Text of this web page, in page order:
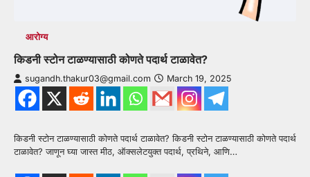
आरोग्य
किडनी स्टोन टाळण्यासाठी कोणते पदार्थ टाळावेत?
sugandh.thakur03@gmail.com March 19, 2025
किडनी स्टोन टाळण्यासाठी कोणते पदार्थ टाळावेत? किडनी स्टोन टाळण्यासाठी कोणते पदार्थ
टाळावेत? जाणून घ्या जास्त मीठ, ऑक्सलेटयुक्त पदार्थ, प्रथिने, आणि…